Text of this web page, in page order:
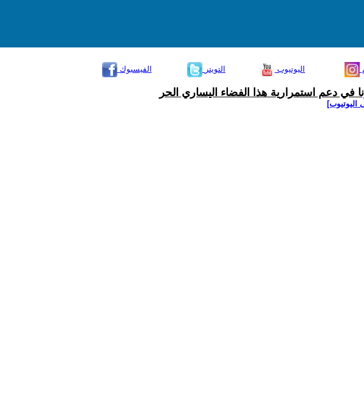
الفيسبوك
التويتر اليوتيوب
في دعم استمرارية هذا الفضاء اليساري الحر
اليوتيوب]